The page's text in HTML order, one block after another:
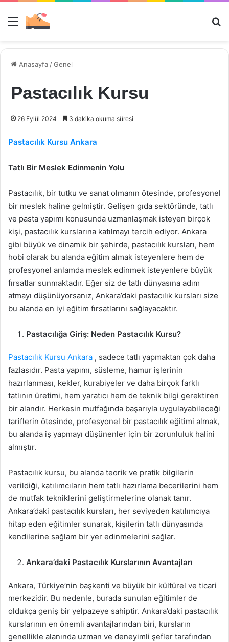
Menü
Anasayfa /Genel
Pastacılık Kursu
26 Eylül 2024 3 dakika okuma süresi
Pastacılık Kursu Ankara
Tatlı Bir Meslek Edinmenin Yolu
Pastacılık, bir tutku ve sanat olmanın ötesinde, profesyonel
bir meslek haline gelmiştir. Gelişen gıda sektöründe, tatlı
ve pasta yapımı konusunda uzmanlaşmak isteyen birçok
kişi, pastacılık kurslarına katılmayı tercih ediyor. Ankara
gibi büyük ve dinamik bir şehirde, pastacılık kursları, hem
hobi olarak bu alanda eğitim almak isteyenlere hem de
profesyonel anlamda meslek edinmek isteyenlere büyük
fırsatlar sunmaktadır. Eğer siz de tatlı dünyasına adım
atmayı düşünüyorsanız, Ankara’daki pastacılık kursları size
bu alanda en iyi eğitim fırsatlarını sağlayacaktır.
Pastacılığa Giriş: Neden Pastacılık Kursu?
Pastacılık Kursu Ankara , sadece tatlı yapmaktan çok daha
fazlasıdır. Pasta yapımı, süsleme, hamur işlerinin
hazırlanması, kekler, kurabiyeler ve daha birçok farklı
tatlının üretimi, hem yaratıcı hem de teknik bilgi gerektiren
bir alandır. Herkesin mutfağında başarıyla uygulayabileceği
tariflerin ötesinde, profesyonel bir pastacılık eğitimi almak,
bu alanda iş yapmayı düşünenler için bir zorunluluk halini
almıştır.
Pastacılık kursu, bu alanda teorik ve pratik bilgilerin
verildiği, katılımcıların hem tatlı hazırlama becerilerini hem
de mutfak tekniklerini geliştirmelerine olanak tanır.
Ankara’daki pastacılık kursları, her seviyeden katılımcıya
hitap eden eğitimler sunarak, kişilerin tatlı dünyasında
kendilerine sağlam bir yer edinmelerini sağlar.
Ankara’daki Pastacılık Kurslarının Avantajları
Ankara, Türkiye’nin başkenti ve büyük bir kültürel ve ticari
merkezidir. Bu nedenle, burada sunulan eğitimler de
oldukça geniş bir yelpazeye sahiptir. Ankara’daki pastacılık
kurslarının en önemli avantajlarından biri, kursların
genellikle alanında uzman ve deneyimli şefler tarafından